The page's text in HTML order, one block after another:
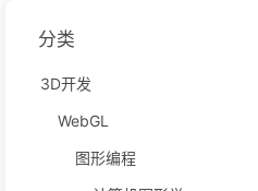
分类
3D开发
WebGL
图形编程